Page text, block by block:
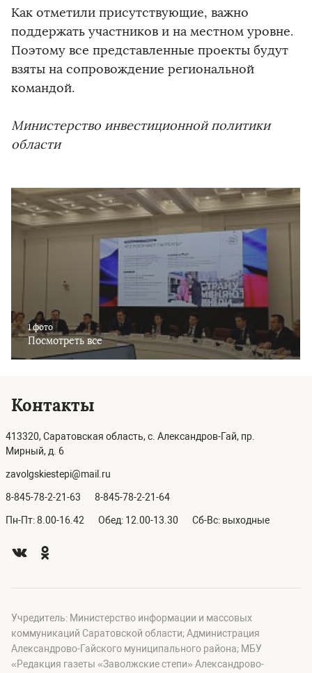
Как отметили присутствующие, важно
поддержать участников и на местном уровне.
Поэтому все представленные проекты будут
взяты на сопровождение региональной
командой.
Министерство инвестиционной политики
области
1 фото
Посмотреть все
Контакты
413320, Саратовская область, с. Александров-Гай, пр.
Мирный, д. 6
zavolgskiestepi@mail.ru
8-845-78-2-21-63 8-845-78-2-21-64
Пн-Пт: 8.00-16.42 Обед: 12.00-13.30 Сб-Вс: выходные
Учредитель: Министерство информации и массовых
коммуникаций Саратовской области; Администрация
Александрово-Гайского муниципального района; МБУ
«Редакция газеты «Заволжские степи» Александрово-